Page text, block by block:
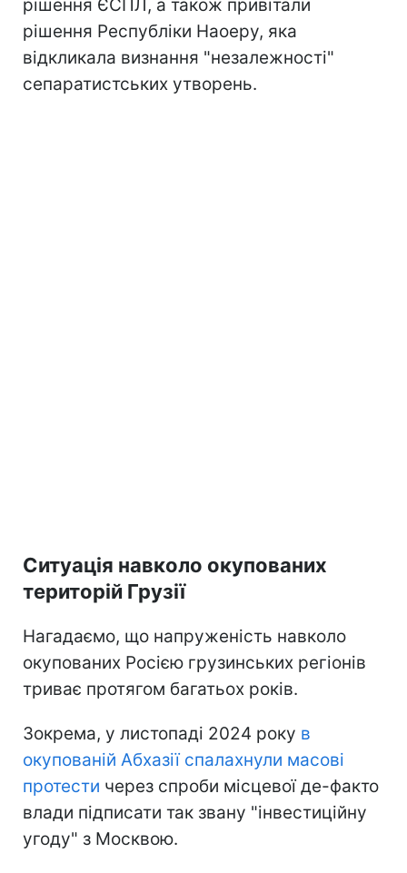
рішення ЄСПЛ, а також привітали
рішення Республіки Наоеру, яка
відкликала визнання "незалежності"
сепаратистських утворень.
Ситуація навколо окупованих
територій Грузії
Нагадаємо, що напруженість навколо
окупованих Росією грузинських регіонів
триває протягом багатьох років.
Зокрема, у листопаді 2024 року в
окупованій Абхазії спалахнули масові
протести через спроби місцевої де-факто
влади підписати так звану "інвестиційну
угоду" з Москвою.